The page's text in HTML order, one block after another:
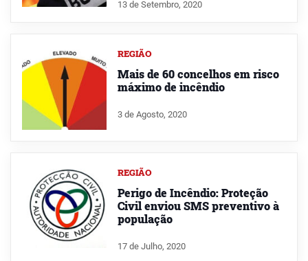
13 de Setembro, 2020
REGIÃO
Mais de 60 concelhos em risco
máximo de incêndio
3 de Agosto, 2020
REGIÃO
Perigo de Incêndio: Proteção
Civil enviou SMS preventivo à
população
17 de Julho, 2020